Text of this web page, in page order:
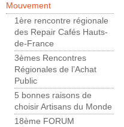
Mouvement
1ère rencontre régionale
des Repair Cafés Hauts-
de-France
3èmes Rencontres
Régionales de l’Achat
Public
5 bonnes raisons de
choisir Artisans du Monde
18ème FORUM